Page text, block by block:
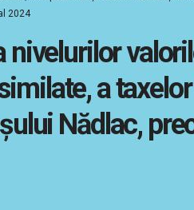
2024
a
Nădlac,